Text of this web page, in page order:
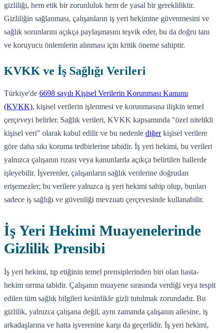
gizliliği, hem etik bir zorunluluk hem de yasal bir gerekliliktir.
Gizliliğin sağlanması, çalışanların iş yeri hekimine güvenmesini ve
sağlık sorunlarını açıkça paylaşmasını teşvik eder, bu da doğru tanı
ve koruyucu önlemlerin alınması için kritik öneme sahiptir.
KVKK ve İş Sağlığı Verileri
Türkiye'de 6698 sayılı Kişisel Verilerin Korunması Kanunu
(KVKK), kişisel verilerin işlenmesi ve korunmasına ilişkin temel
çerçeveyi belirler. Sağlık verileri, KVKK kapsamında "özel nitelikli
kişisel veri" olarak kabul edilir ve bu nedenle diğerkişisel verilere
göre daha sıkı koruma tedbirlerine tabidir. İş yeri hekimi, bu verileri
yalnızca çalışanın rızası veya kanunlarda açıkça belirtilen hallerde
işleyebilir. İşverenler, çalışanların sağlık verilerine doğrudan
erişemezler; bu verilere yalnızca iş yeri hekimi sahip olup, bunları
sadece iş sağlığı ve güvenliği mevzuatı çerçevesinde kullanabilir.
İş Yeri Hekimi Muayenelerinde
Gizlilik Prensibi
İş yeri hekimi, tıp etiğinin temel prensiplerinden biri olan hasta-
hekim sırrına tabidir. Çalışanın muayene sırasında verdiği veya tespit
edilen tüm sağlık bilgileri kesinlikle gizli tutulmak zorundadır. Bu
gizlilik, yalnızca çalışana değil, aynı zamanda çalışanın ailesine, iş
arkadaşlarına ve hatta işverenine karşı da geçerlidir. İş yeri hekimi,